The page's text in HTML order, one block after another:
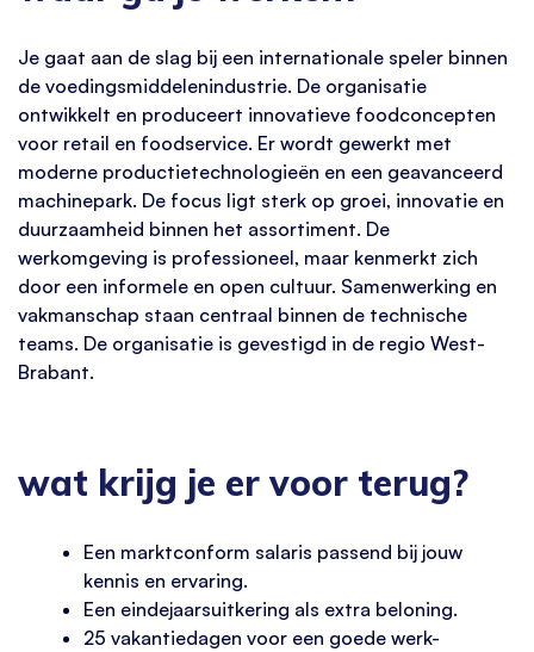
Je gaat aan de slag bij een internationale speler binnen
de voedingsmiddelenindustrie. De organisatie
ontwikkelt en produceert innovatieve foodconcepten
voor retail en foodservice. Er wordt gewerkt met
moderne productietechnologieën en een geavanceerd
machinepark. De focus ligt sterk op groei, innovatie en
duurzaamheid binnen het assortiment. De
werkomgeving is professioneel, maar kenmerkt zich
door een informele en open cultuur. Samenwerking en
vakmanschap staan centraal binnen de technische
teams. De organisatie is gevestigd in de regio West-
Brabant.
wat krijg je er voor terug?
Een marktconform salaris passend bij jouw
kennis en ervaring.
Een eindejaarsuitkering als extra beloning.
25 vakantiedagen voor een goede werk-